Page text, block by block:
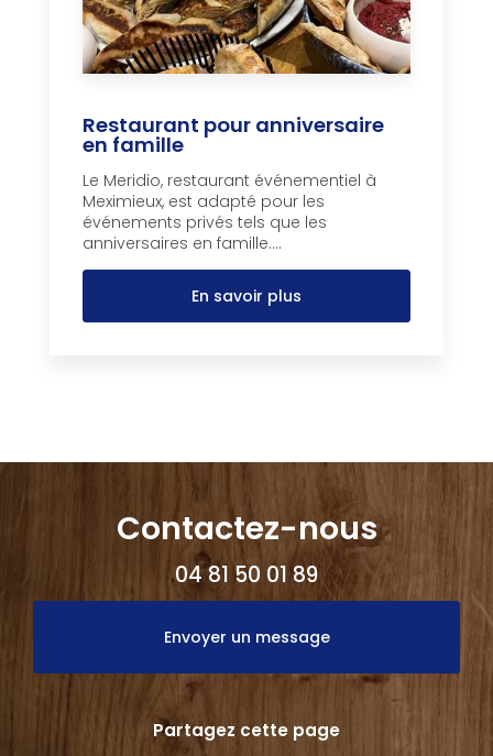
Restaurant pour anniversaire
en famille
Le Meridio, restaurant événementiel à
Meximieux, est adapté pour les
événements privés tels que les
anniversaires en famille....
En savoir plus
Contactez-nous
04 81 50 01 89
Envoyer un message
Partagez cette page